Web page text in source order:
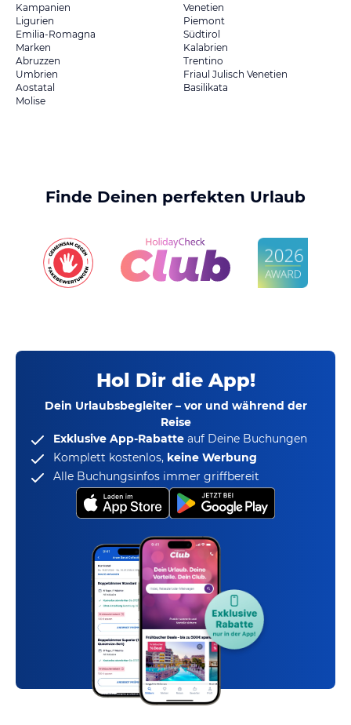
Kampanien
Venetien
Ligurien
Piemont
Emilia-Romagna
Südtirol
Marken
Kalabrien
Abruzzen
Trentino
Umbrien
Friaul Julisch Venetien
Aostatal
Basilikata
Molise
Finde Deinen perfekten Urlaub
Hol Dir die App!
Dein Urlaubsbegleiter – vor und während der
Reise
Exklusive App-Rabatte auf Deine Buchungen
Komplett kostenlos, keine Werbung
Alle Buchungsinfos immer griffbereit